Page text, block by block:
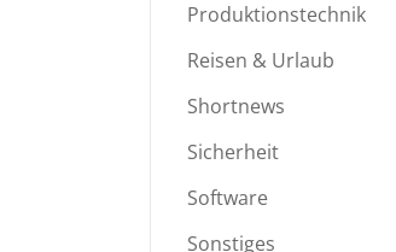
Produktionstechnik
Reisen & Urlaub
Shortnews
Sicherheit
Software
Sonstiges